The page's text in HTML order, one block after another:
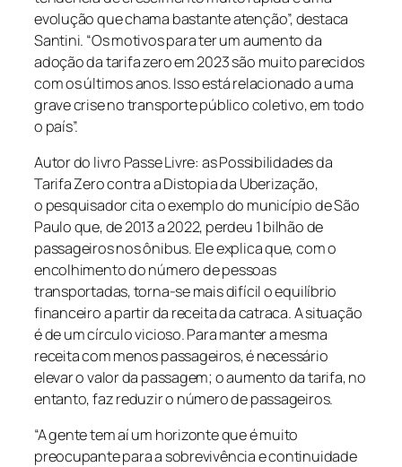
evolução que chama bastante atenção”, destaca
Santini. “Os motivos para ter um aumento da
adoção da tarifa zero em 2023 são muito parecidos
com os últimos anos. Isso está relacionado a uma
grave crise no transporte público coletivo, em todo
o país”.
Autor do livro Passe Livre: as Possibilidades da
Tarifa Zero contra a Distopia da Uberização,
o pesquisador cita o exemplo do município de São
Paulo que, de 2013 a 2022, perdeu 1 bilhão de
passageiros nos ônibus. Ele explica que, com o
encolhimento do número de pessoas
transportadas, torna-se mais difícil o equilíbrio
financeiro a partir da receita da catraca. A situação
é de um círculo vicioso. Para manter a mesma
receita com menos passageiros, é necessário
elevar o valor da passagem; o aumento da tarifa, no
entanto, faz reduzir o número de passageiros.
“A gente tem aí um horizonte que é muito
preocupante para a sobrevivência e continuidade